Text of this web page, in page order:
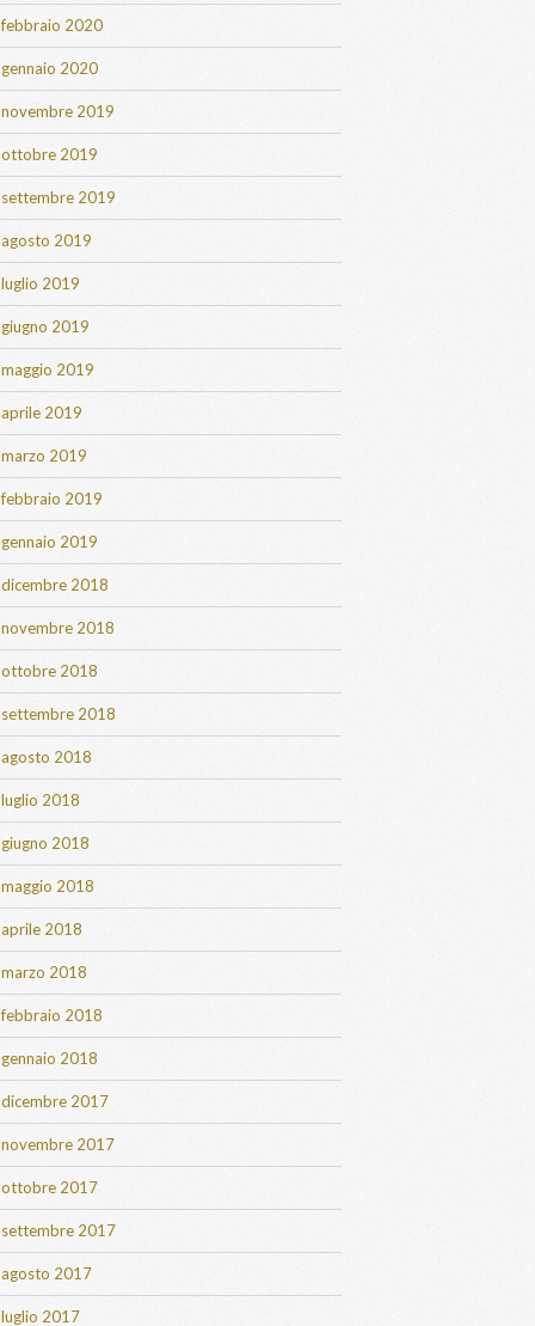
febbraio 2020
gennaio 2020
novembre 2019
ottobre 2019
settembre 2019
agosto 2019
luglio 2019
giugno 2019
maggio 2019
aprile 2019
marzo 2019
febbraio 2019
gennaio 2019
dicembre 2018
novembre 2018
ottobre 2018
settembre 2018
agosto 2018
luglio 2018
giugno 2018
maggio 2018
aprile 2018
marzo 2018
febbraio 2018
gennaio 2018
dicembre 2017
novembre 2017
ottobre 2017
settembre 2017
agosto 2017
luglio 2017